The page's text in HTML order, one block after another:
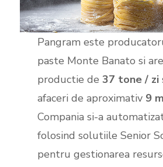
Pangram este
paste Monte Banato si
productie de 37 tone / zi
afaceri de aproximativ 9
Compania si-a
folosind solutiile Senior
pentru gestionarea